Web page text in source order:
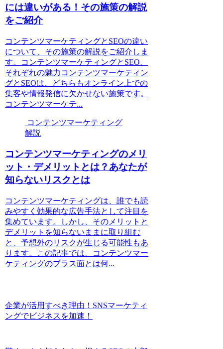
には違いがある！その施策の解説
をご紹介
コンテンツマーケティングとSEOの違い
について、その施策の解説をご紹介しま
す。コンテンツマーケティングとSEO、
それぞれの魅力コンテンツマーケティン
グとSEOは、どちらもオンライン上での
集客や情報発信に欠かせない施策です。
コンテンツマーケテ...
コンテンツマーケティング
解説
コンテンツマーケティングのメリ
ット・デメリットとは？あなたが
知らないリスクとは
コンテンツマーケティングは、誰でも読
みやすく効果的な広告手法として注目を
集めています。しかし、そのメリットと
デメリットを知らないままに取り組む
と、予想外のリスクが生じる可能性もあ
ります。この記事では、コンテンツマー
ケティングのプラス面とは何...
企業が活用すべき理由！SNSマーケティ
ングでビジネスを加速！